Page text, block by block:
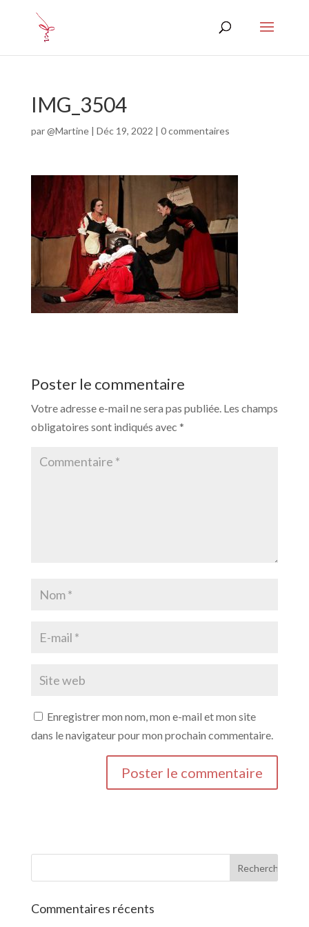
IMG_3504
par@Martine| Déc 19, 2022 | 0 commentaires
Poster le commentaire
Votre adresse e-mail ne sera pas publiée. Les champs
obligatoires sont indiqués avec *
Enregistrer mon nom, mon e-mail et mon site
dans le navigateur pour mon prochain commentaire.
Commentaires récents